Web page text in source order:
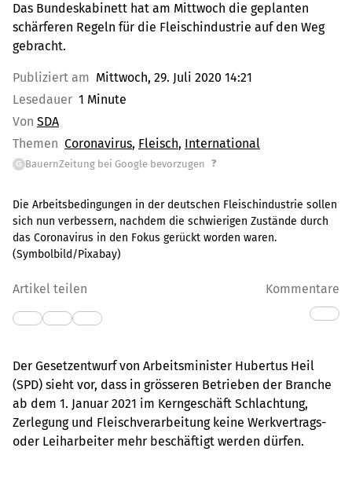
Das Bundeskabinett hat am Mittwoch die geplanten
schärferen Regeln für die Fleischindustrie auf den Weg
gebracht.
Publiziert am Mittwoch, 29. Juli 2020 14:21
Lesedauer 1 Minute
Von SDA
Themen Coronavirus Fleisch International
G BauernZeitung bei Google bevorzugen ?
Die Arbeitsbedingungen in der deutschen Fleischindustrie sollen
sich nun verbessern, nachdem die schwierigen Zustände durch
das Coronavirus in den Fokus gerückt worden waren.
(Symbolbild/Pixabay)
Artikel teilen Kommentare
Der Gesetzentwurf von Arbeitsminister Hubertus Heil
(SPD) sieht vor, dass in grösseren Betrieben der Branche
ab dem 1. Januar 2021 im Kerngeschäft Schlachtung,
Zerlegung und Fleischverarbeitung keine Werkvertrags-
oder Leiharbeiter mehr beschäftigt werden dürfen.